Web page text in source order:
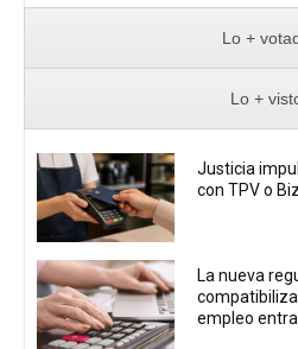
Lo +
Lo +
Justicia
con TPV o
La nueva
empleo